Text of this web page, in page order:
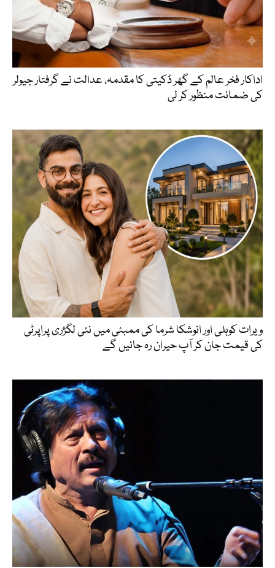
اداکار فخر عالم کے گھر ڈکیتی کا مقدمہ، عدالت نے گرفتار جیولر
کی ضمانت منظور کر لی
ویرات کوہلی اور انوشکا شرما کی ممبئی میں نئی لگژری پراپرٹی
کی قیمت جان کر آپ حیران رہ جائیں گے